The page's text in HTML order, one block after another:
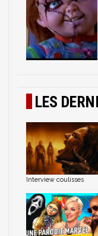
LES
Interview coulisses